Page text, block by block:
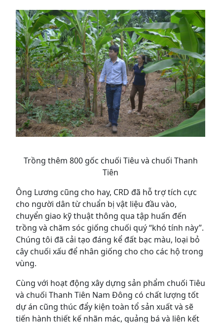
Trồng thêm 800 gốc chuối Tiêu và chuối Thanh
Tiên
Ông Lương cũng cho hay, CRD đã hỗ trợ tích cực
cho người dân từ chuẩn bị vật liệu đầu vào,
chuyển giao kỹ thuật thông qua tập huấn đến
trồng và chăm sóc giống chuối quý “khó tính này”.
Chúng tôi đã cải tạo đáng kể đất bạc màu, loại bỏ
cây chuối xấu để nhân giống cho cho các hộ trong
vùng.
Cùng với hoạt động xây dựng sản phẩm chuối Tiêu
và chuối Thanh Tiên Nam Đông có chất lượng tốt
dự án cũng thúc đẩy kiện toàn tổ sản xuất và sẽ
tiến hành thiết kế nhãn mác, quảng bá và liên kết